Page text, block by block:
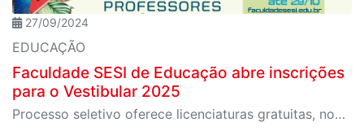
27/09/2024
EDUCAÇÃO
Faculdade SESI de Educação abre inscrições
para o Vestibular 2025
Processo seletivo oferece licenciaturas gratuitas, novo curso de Educação Física e Bolsa Permanência